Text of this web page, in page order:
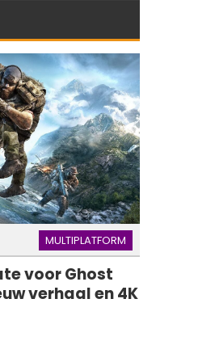
MULTIPLATFORM
voor Ghost
verhaal en 4K